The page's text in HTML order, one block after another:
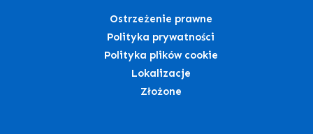
Ostrzeżenie prawne
Polityka prywatności
Polityka plików cookie
Lokalizacje
Złożone